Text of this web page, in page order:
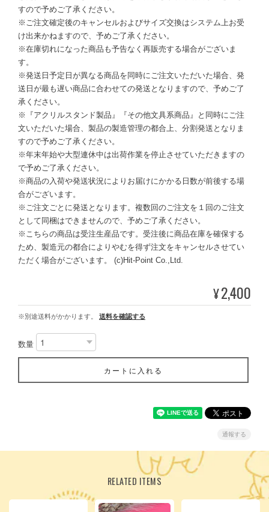
すので予めご了承ください。
※ご注文確定後のキャンセルおよびサイズ交換はシステム上お受
け出来かねますので、予めご了承ください。
※在庫切れになった商品も予告なく再販売する場合がございま
す。
※発送日予定日が異なる商品を同時にご注文いただいた場合、発
送日が最も遅い商品に合わせての発送となりますので、予めご了
承ください。
※『アクリルスタンド製品』『その他文具系商品』と同時にご注
文いただいた場合、製品の製造管理の都合上、分割発送となりま
すので予めご了承ください。
※年末年始や大型連休中は出荷作業を停止させていただきますの
で予めご了承ください。
※商品の入荷や発送状況によりお届けにかかる日数が前後する場
合がございます。
※ご注文ごとに発送となります。複数回のご注文を１回のご注文
として同梱はできませんので、予めご了承ください。
※こちらの商品は受注生産品です。受注後に商品在庫を確保する
ため、製造元の都合によりやむを得ず注文をキャンセルさせてい
ただく場合がございます。 (c)Hit-Point Co.,Ltd.
¥2,400
※別途送料がかかります。 送料を確認する
数量
カートに入れる
通報する
RELATED ITEMS